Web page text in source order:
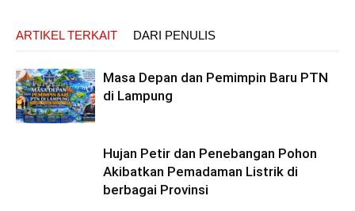
ARTIKEL TERKAIT DARI PENULIS
Masa Depan dan Pemimpin Baru PTN
di Lampung
Hujan Petir dan Penebangan Pohon
Akibatkan Pemadaman Listrik di
berbagai Provinsi